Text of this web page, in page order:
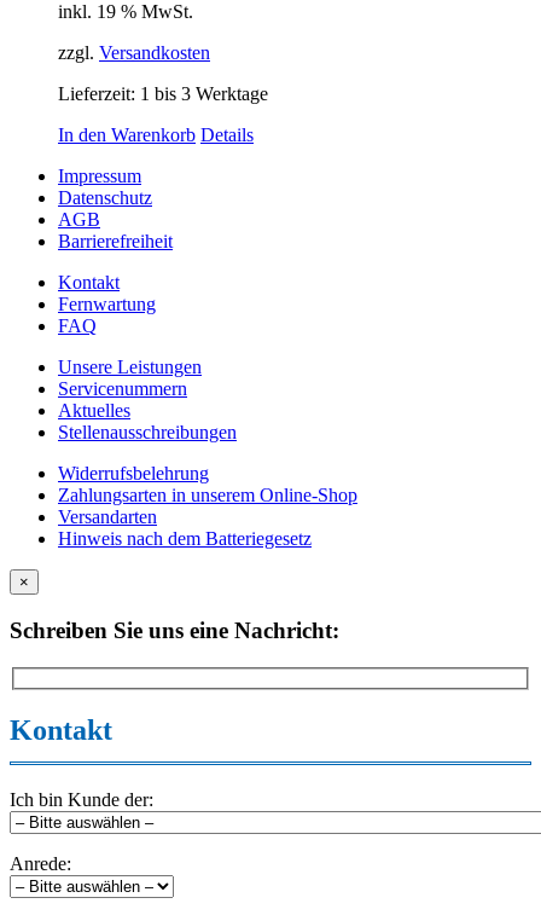
inkl. 19 % MwSt.
zzgl. Versandkosten
Lieferzeit: 1 bis 3 Werktage
In den Warenkorb Details
Impressum
Datenschutz
AGB
Barrierefreiheit
Kontakt
Fernwartung
FAQ
Unsere Leistungen
Servicenummern
Aktuelles
Stellenausschreibungen
Widerrufsbelehrung
Zahlungsarten in unserem Online-Shop
Versandarten
Hinweis nach dem Batteriegesetz
×
Schreiben Sie uns eine Nachricht:
Kontakt
Ich bin Kunde der:
Anrede: